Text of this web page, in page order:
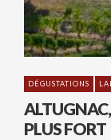
DÉGUSTATIONS
ALTUGNAC,
PLUS FORT